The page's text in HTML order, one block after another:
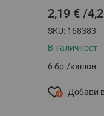
2,19 €/
SKU 168383
В наличност
6 бр./кашон
Добави